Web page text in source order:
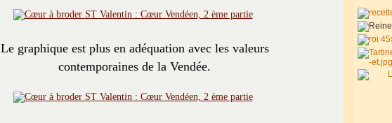
Le graphique est plus en adéquation avec les valeurs
contemporaines de la Vendée.